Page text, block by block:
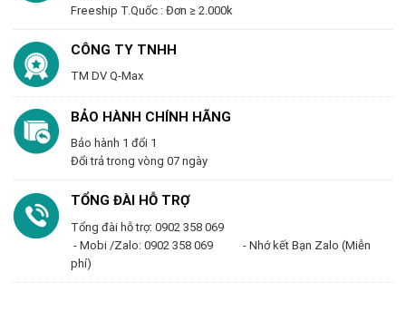
Freeship T.Quốc : Đơn ≥ 2.000k
CÔNG TY TNHH
TM DV Q-Max
BẢO HÀNH CHÍNH HÃNG
Bảo hành 1 đổi 1
Đổi trả trong vòng 07 ngày
TỔNG ĐÀI HỖ TRỢ
Tổng đài hỗ trợ: 0902 358 069
- Mobi /Zalo: 0902 358 069 - Nhớ kết Bạn Zalo (Miễn
phí)